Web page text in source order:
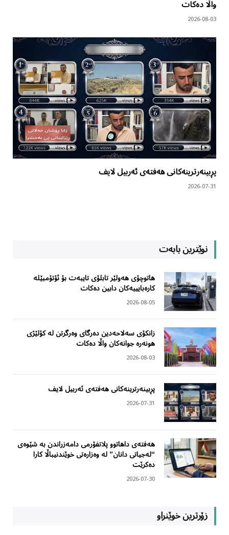
واڵا دەکات
2026-08-03
پڕبینەرترینەکانی هەفتەی ئەربیل لایف
2026-07-31
نوێترین بابەت
هاتوچۆی هەولێر تابلۆی تایبەت بۆ ئۆتۆمبێلە
کارەبایییەکان دابین دەکات
2026-08-05
زانکۆی سەلاحەدین دەرگای وەرگرتن لە کۆلێژی
هونەرە جوانەکان واڵا دەکات
2026-08-03
پڕبینەرترینەکانی هەفتەی ئەربیل لایف
2026-07-31
هەفتەی داهاتوو پلاتفۆرمی دامەزراندن بە شێوەی
“لەجیاتی دانان” لە وەزارەتی خوێندنیباڵا کارا
دەکرێت
2026-07-30
زۆرترین خوێنراو